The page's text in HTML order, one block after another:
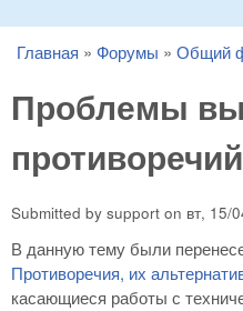
You are here
Главная » Форумы » Общий
Проблемы
Submitted by support on вт, 15/
В данную тему были
Противоречия, их
касающиеся работы с